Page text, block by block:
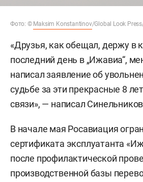
Фото: © Maksim Konstantinov/Global Look
«Друзья, как обещал, держу в
последний день в „Ижавиа“,
написал заявление об
судьбе за эти прекрасные 8
связи», — написал
В начале мая Росавиация
сертификата эксплуатанта
после профилактической
производственной базы